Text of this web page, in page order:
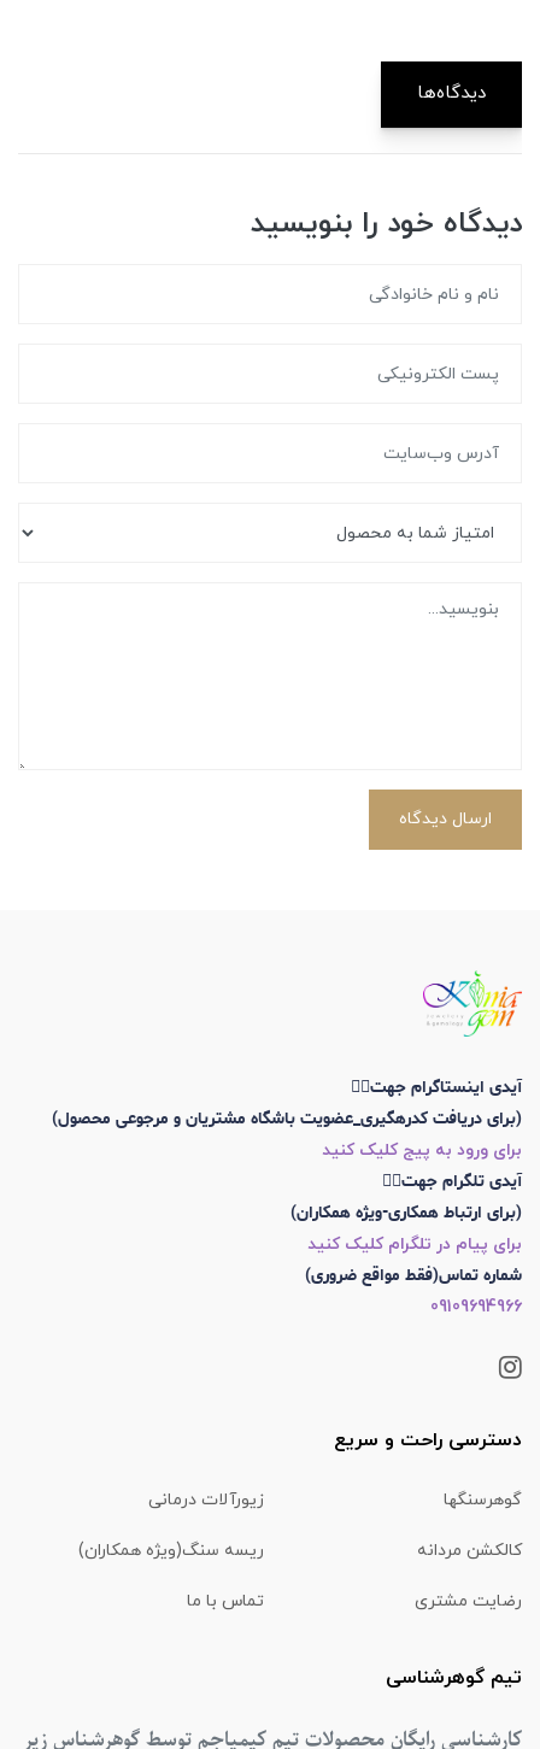
دیدگاه‌ها
دیدگاه خود را بنویسید
ارسال دیدگاه
آیدی اینستاگرام جهت👇🏼
(برای دریافت کدرهگیری_عضویت باشگاه مشتریان و مرجوعی محصول)
برای ورود به پیج کلیک کنید
آیدی تلگرام جهت👇🏼
(برای ارتباط همکاری-ویژه همکاران)
برای پیام در تلگرام کلیک کنید
شماره تماس(فقط مواقع ضروری)
09109694966
دسترسی راحت و سریع
گوهرسنگها زیورآلات درمانی
کالکشن مردانه ریسه سنگ(ویژه همکاران)
رضایت مشتری تماس با ما
تیم گوهرشناسی
کارشناسی رایگان محصولات تیم کیمیاجم توسط گوهرشناس زیر